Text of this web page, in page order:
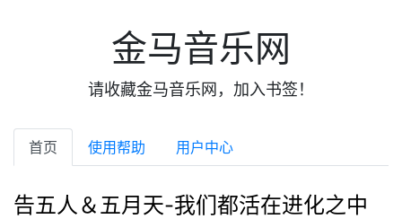
金马音乐网
请收藏金马音乐网，加入书签！
首页 使用帮助 用户中心
告五人＆五月天-我们都活在进化之中